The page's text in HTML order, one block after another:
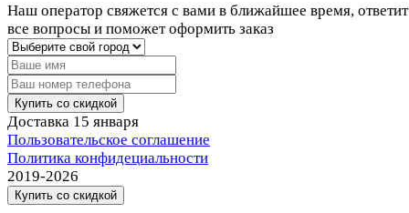
Наш оператор свяжется с вами в ближайшее время,
все вопросы и поможет оформить заказ
Купить со скидкой
Доставка 15 января
Пользовательское соглашение
Политика конфидециальности
2019-2026
Купить со скидкой